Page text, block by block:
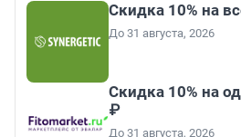
Скидка 10% на
До 31 августа, 2026
Скидка 10% на
₽
До 31 августа, 2026